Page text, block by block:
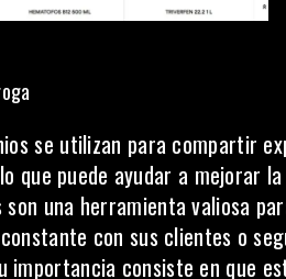
se utilizan para compartir
que puede ayudar a mejorar
una herramienta valiosa
con sus clientes o
importancia consiste en que